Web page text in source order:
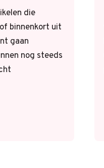
die
binnenkort uit
gaan
nog steeds